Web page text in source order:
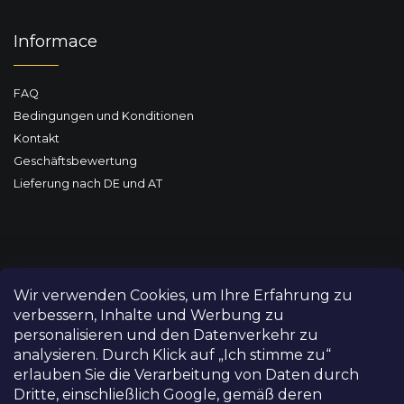
Wir verwenden Cookies, um Ihre Erfahrung zu
verbessern, Inhalte und Werbung zu
personalisieren und den Datenverkehr zu
analysieren. Durch Klick auf „Ich stimme zu“
erlauben Sie die Verarbeitung von Daten durch
Dritte, einschließlich Google, gemäß deren
Informace
FAQ
Bedingungen und Konditionen
Kontakt
Geschäftsbewertung
Lieferung nach DE und AT